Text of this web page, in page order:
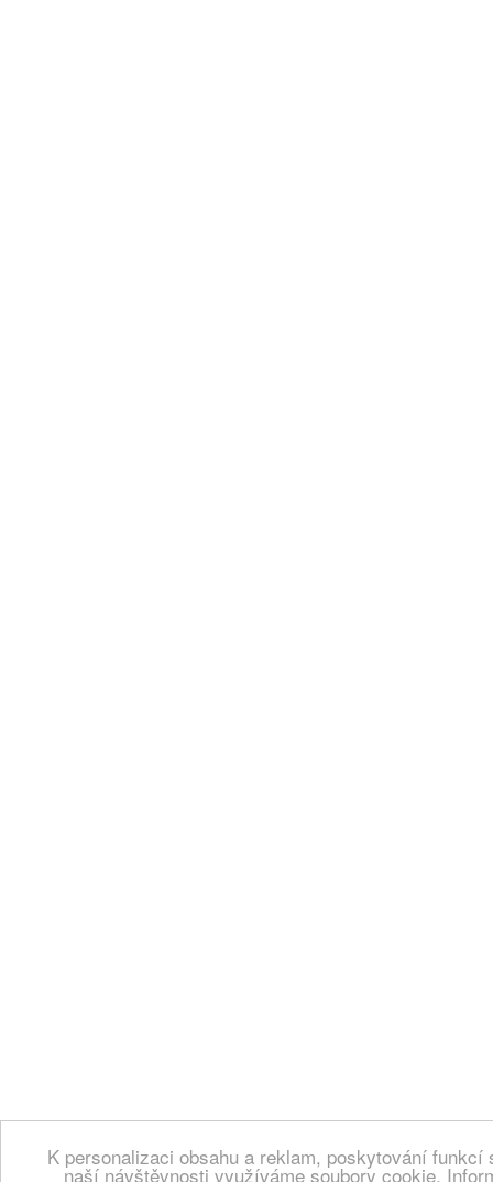
K personalizaci obsahu a reklam, poskytování
naší návštěvnosti využíváme soubory cookie.